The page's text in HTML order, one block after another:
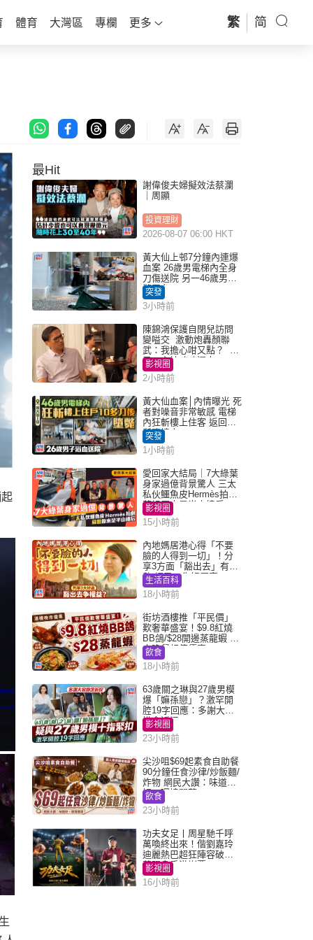
體育 大灣區 專欄 更多 繁 简
最Hit
謝偉俊夫婦擬效法蔡瀾
｜周顯
投資理財
2026-08-07 06:00 HKT
黃大仙上邨7分鐘內連爆
血案 26歲男電梯內全身
刀傷送院 另一46歲男倒
斃平台
突發
3小時前
陳錦鴻保護自閉兒訪問
變嗌交 激動炮轟顏聯
武：我擔心咁又點？ 網
民：主持咄咄逼人
影視圈
2小時前
黃大仙血案│內情曝光 死
者對噪音非常敏感 電梯
內狂斬樓上住客 返回住
所墮樓亡
突發
1小時前
愛回家大結局｜7大綠葉
身家過億背景驚人 三太
私伙鱷魚皮Hermès拍劇
蘇姐原來是半山樓后
影視圈
15小時前
內地媽居港心得「不要
臉的人得到一切」！分
享3方面「豁出去」有著
數 網民：你好厲害
生活百科
18小時前
街坊酒樓推「平民價」
歎奢華盛宴！$9.8紅燒
BB鴿/$28開邊蒸龍蝦 3
大晚餐超值優惠
飲食
18小時前
63歲關之琳與27歲男模
爆「嫲孫戀」？激罕開
腔19字回應：多謝大家
掛念近況
影視圈
23小時前
尖沙咀$69起素食自助餐
90分鐘任食沙律/炒飯麵/
炸物 網民大讚：味道
好，環境闊落
飲食
23小時前
功夫女足丨周星馳千呼
萬喚終出來！偕劉嘉玲
迪麗熱巴超狂陣容破天
荒現身香港謝票
影視圈
16小時前